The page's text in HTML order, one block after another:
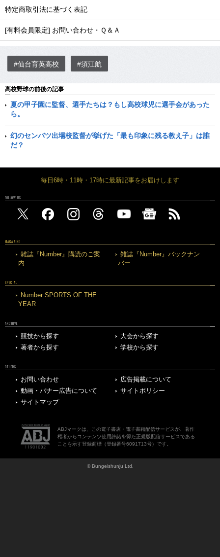
特定商取引法に基づく表記
[有料会員限定] お問い合わせ・Ｑ＆Ａ
#仙台育英高校 #須江航
高校野球の前後の記事
夏の甲子園に監督、選手たちは？もし高校球児に選手会があった
ら。
幻のセンバツ出場校監督が挙げた「最も印象に残る教え子」は誰
だ？
毎日6時・11時・17時に最新記事をお届けします
FOLLOW US
MAGAZINE
雑誌『Number』購読のご案
内
雑誌『Number』バックナン
バー
SPECIAL
Number SPORTS OF THE
YEAR
ARCHIVE
競技から探す
大会から探す
著者から探す
学校から探す
OTHERS
お問い合わせ
広告掲載について
動画・バナー広告について
サイトポリシー
サイトマップ
ABJマークは、この電子書店・電子書籍配信サービスが、著作
権者からコンテンツ使用許諾を得た正規版配信サービスである
ことを示す登録商標（登録番号6091713号）です。
© Bungeishunju Ltd.